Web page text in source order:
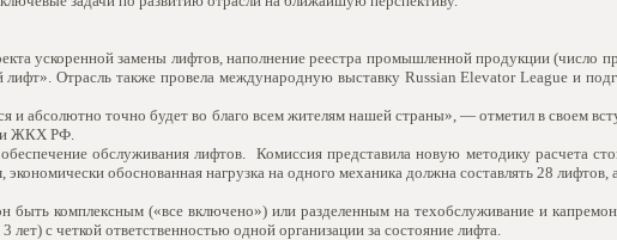
ускоренной замены лифтов, наполнение реестра промышленной продукции (число
Отрасль также провела международную выставку Russian Elevator League и
и абсолютно точно будет во благо всем жителям нашей страны», — отметил в своем
и ЖКХ РФ.
обслуживания лифтов. Комиссия представила новую методику расчета
обоснованная нагрузка на одного механика должна составлять 28
комплексным («все включено») или разделенным на техобслуживание и
с четкой ответственностью одной организации за состояние лифта.